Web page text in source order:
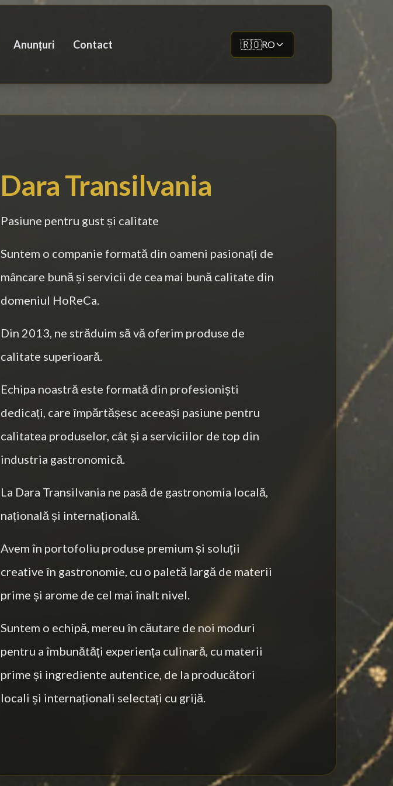
Anunțuri Contact 🇷🇴RO
Dara Transilvania
Pasiune pentru gust și calitate
Suntem o companie formată din oameni pasionați de
mâncare bună și servicii de cea mai bună calitate din
domeniul HoReCa.
Din 2013, ne străduim să vă oferim produse de
calitate superioară.
Echipa noastră este formată din profesioniști
dedicați, care împărtășesc aceeași pasiune pentru
calitatea produselor, cât și a serviciilor de top din
industria gastronomică.
La Dara Transilvania ne pasă de gastronomia locală,
națională și internațională.
Avem în portofoliu produse premium și soluții
creative în gastronomie, cu o paletă largă de materii
prime și arome de cel mai înalt nivel.
Suntem o echipă, mereu în căutare de noi moduri
pentru a îmbunătăți experiența culinară, cu materii
prime și ingrediente autentice, de la producători
locali și internaționali selectați cu grijă.